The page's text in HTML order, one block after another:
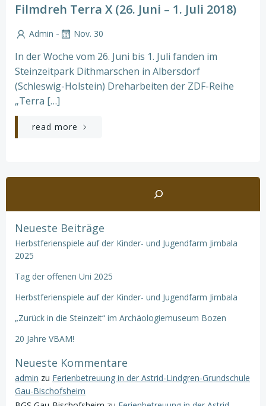
Filmdreh Terra X (26. Juni – 1. Juli 2018)
Admin - Nov. 30
In der Woche vom 26. Juni bis 1. Juli fanden im
Steinzeitpark Dithmarschen in Albersdorf
(Schleswig-Holstein) Dreharbeiten der ZDF-Reihe
„Terra […]
read more
Suchen
Neueste Beiträge
Herbstferienspiele auf der Kinder- und Jugendfarm Jimbala
2025
Tag der offenen Uni 2025
Herbstferienspiele auf der Kinder- und Jugendfarm Jimbala
„Zurück in die Steinzeit“ im Archäologiemuseum Bozen
20 Jahre VBAM!
Neueste Kommentare
admin zu Ferienbetreuung in der Astrid-Lindgren-Grundschule
Gau-Bischofsheim